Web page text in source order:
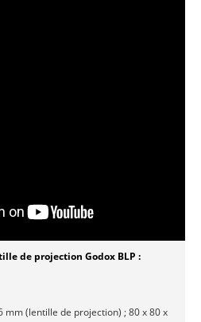
de projection Godox BLP :
mm (lentille de projection) ; 80 x 80 x